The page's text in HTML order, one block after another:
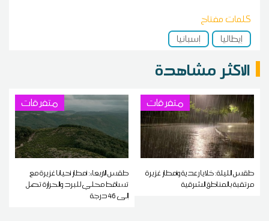
كلمات مفتاح
إيطاليا
إسبانيا
الاكثر مشاهدة
متفرقات
طقس الليلة: خلايا رعدية وأمطار غزيرة
مرتقبة بالمناطق الشرقية
متفرقات
طقس الاربعاء: أمطار أحيانا غزيرة مع
تساقط محلي للبرد والحرارة تصل
إلى 46 درجة